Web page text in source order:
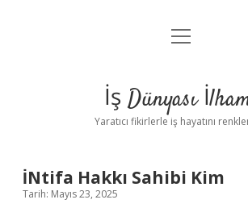
Anasayfa
Yasal Uyarı
menüyü
İş Dünyası
Yaratıcı fikirlerle iş hayatını
İNtifa Hakkı Sahibi Kim
Tarih: Mayıs 23, 2025